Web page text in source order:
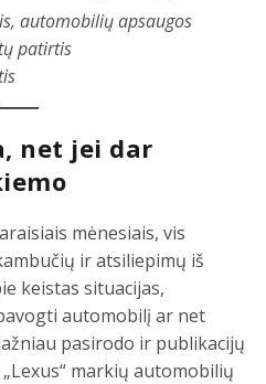
automobilių apsaugos
patirtis
net jei dar
mėnesiais, vis
ir atsiliepimų iš
keistas situacijas,
automobilį ar net
pasirodo ir publikacijų
markių automobilių